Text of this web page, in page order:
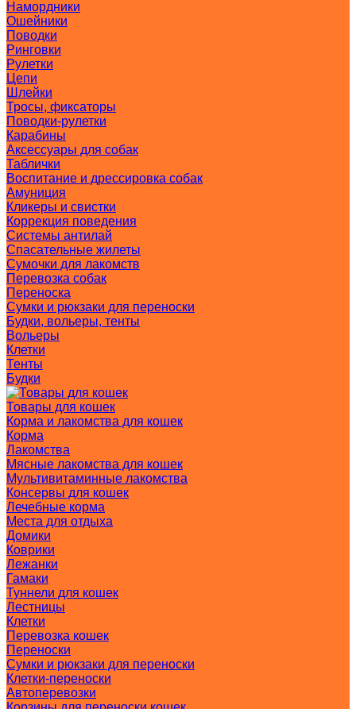
Намордники
Ошейники
Поводки
Ринговки
Рулетки
Цепи
Шлейки
Тросы, фиксаторы
Поводки-рулетки
Карабины
Аксессуары для собак
Таблички
Воспитание и дрессировка собак
Амуниция
Кликеры и свистки
Коррекция поведения
Системы антилай
Спасательные жилеты
Сумочки для лакомств
Перевозка собак
Переноска
Сумки и рюкзаки для переноски
Будки, вольеры, тенты
Вольеры
Клетки
Тенты
Будки
Товары для кошек
Корма и лакомства для кошек
Корма
Лакомства
Мясные лакомства для кошек
Мультивитаминные лакомства
Консервы для кошек
Лечебные корма
Места для отдыха
Домики
Коврики
Лежанки
Гамаки
Туннели для кошек
Лестницы
Клетки
Перевозка кошек
Переноски
Сумки и рюкзаки для переноски
Клетки-переноски
Автоперевозки